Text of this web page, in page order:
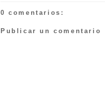
0 comentarios:
Publicar un comentario